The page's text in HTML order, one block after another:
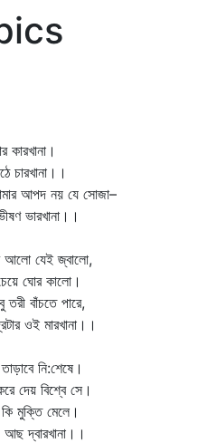
আপদ নয় যে সোজা–
যেই জ্বালো,
ঘোর কালো।
বাঁচতে পারে,
ওই মারখানা।।
নি:শেষে।
বিশ্বে সে।
মুক্তি মেলে।